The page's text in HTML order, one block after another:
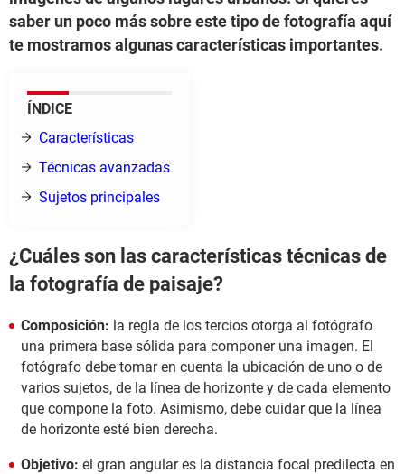
saber un poco más sobre este tipo de fotografía aquí
te mostramos algunas características importantes.
ÍNDICE
Características
Técnicas avanzadas
Sujetos principales
¿Cuáles son las características técnicas de
la fotografía de paisaje?
Composición: la regla de los tercios otorga al fotógrafo
una primera base sólida para componer una imagen. El
fotógrafo debe tomar en cuenta la ubicación de uno o de
varios sujetos, de la línea de horizonte y de cada elemento
que compone la foto. Asimismo, debe cuidar que la línea
de horizonte esté bien derecha.
Objetivo: el gran angular es la distancia focal predilecta en